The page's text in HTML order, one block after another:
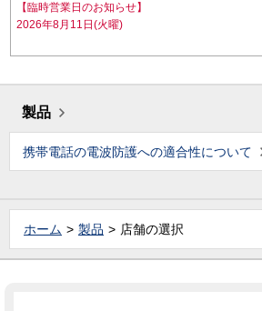
【臨時営業日のお知らせ】
2026年8月11日(火曜)
製品
携帯電話の電波防護への適合性について
ホーム 製品 店舗の選択